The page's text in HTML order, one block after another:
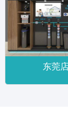
东莞